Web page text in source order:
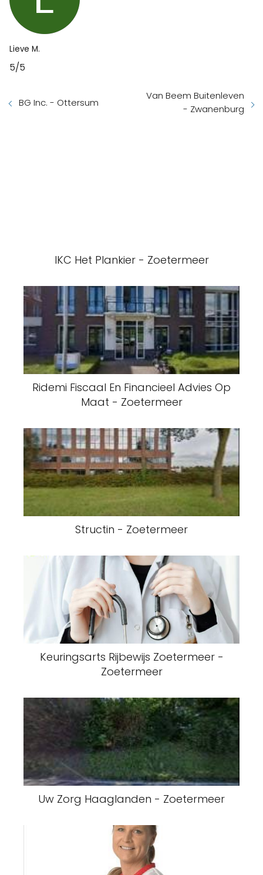
Lieve M.
5/5
BG Inc. - Ottersum
Van Beem Buitenleven
- Zwanenburg
IKC Het Plankier - Zoetermeer
Ridemi Fiscaal En Financieel Advies Op
Maat - Zoetermeer
Structin - Zoetermeer
Keuringsarts Rijbewijs Zoetermeer -
Zoetermeer
Uw Zorg Haaglanden - Zoetermeer